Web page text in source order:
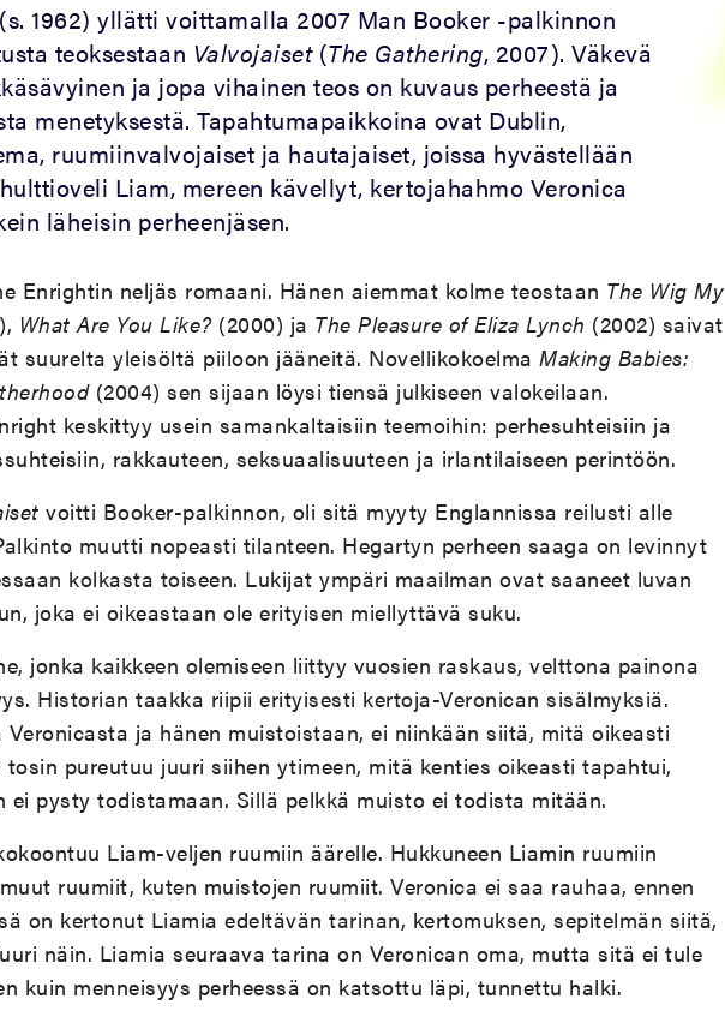
(s. 1962) yllätti voittamalla 2007 Man Booker -palkinnon
teoksestaan Valvojaiset(The Gathering, 2007). Väkevä
ja jopa vihainen teos on kuvaus perheestä ja
menetyksestä. Tapahtumapaikkoina ovat Dublin,
ruumiinvalvojaiset ja hautajaiset, joissa hyvästellään
Liam, mereen kävellyt, kertojahahmo Veronica
läheisin perheenjäsen.
Enrightin neljäs romaani. Hänen aiemmat kolme teostaan The Wig My
What Are You Like? (2000) ja The Pleasure of Eliza Lynch (2002) saivat
suurelta yleisöltä piiloon jääneitä. Novellikokoelma Making Babies:
(2004) sen sijaan löysi tiensä julkiseen valokeilaan.
keskittyy usein samankaltaisiin teemoihin: perhesuhteisiin ja
rakkauteen, seksuaalisuuteen ja irlantilaiseen perintöön.
voitti Booker-palkinnon, oli sitä myyty Englannissa reilusti alle
muutti nopeasti tilanteen. Hegartyn perheen saaga on levinnyt
kolkasta toiseen. Lukijat ympäri maailman ovat saaneet luvan
joka ei oikeastaan ole erityisen miellyttävä suku.
jonka kaikkeen olemiseen liittyy vuosien raskaus, velttona painona
Historian taakka riipii erityisesti kertoja-Veronican sisälmyksiä.
Veronicasta ja hänen muistoistaan, ei niinkään siitä, mitä oikeasti
pureutuu juuri siihen ytimeen, mitä kenties oikeasti tapahtui,
ei pysty todistamaan. Sillä pelkkä muisto ei todista mitään.
Liam-veljen ruumiin äärelle. Hukkuneen Liamin ruumiin
ruumiit, kuten muistojen ruumiit. Veronica ei saa rauhaa, ennen
on kertonut Liamia edeltävän tarinan, kertomuksen, sepitelmän siitä,
näin. Liamia seuraava tarina on Veronican oma, mutta sitä ei tule
kuin menneisyys perheessä on katsottu läpi, tunnettu halki.